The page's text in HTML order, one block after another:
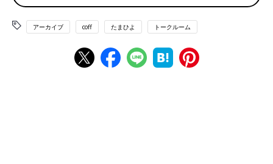
仰向けに寝て、テニスボールとかマッサージボールを背中に
当てて体重をかけると気持ちいいです😆やりすぎ、もみ返
しに注意！ ダルビッシュ有も愛用wせんねん灸太陽。ホッ
カイロ当てにくい場所にもシールで貼れる！
アーカイブ coff たまひよ トークルーム